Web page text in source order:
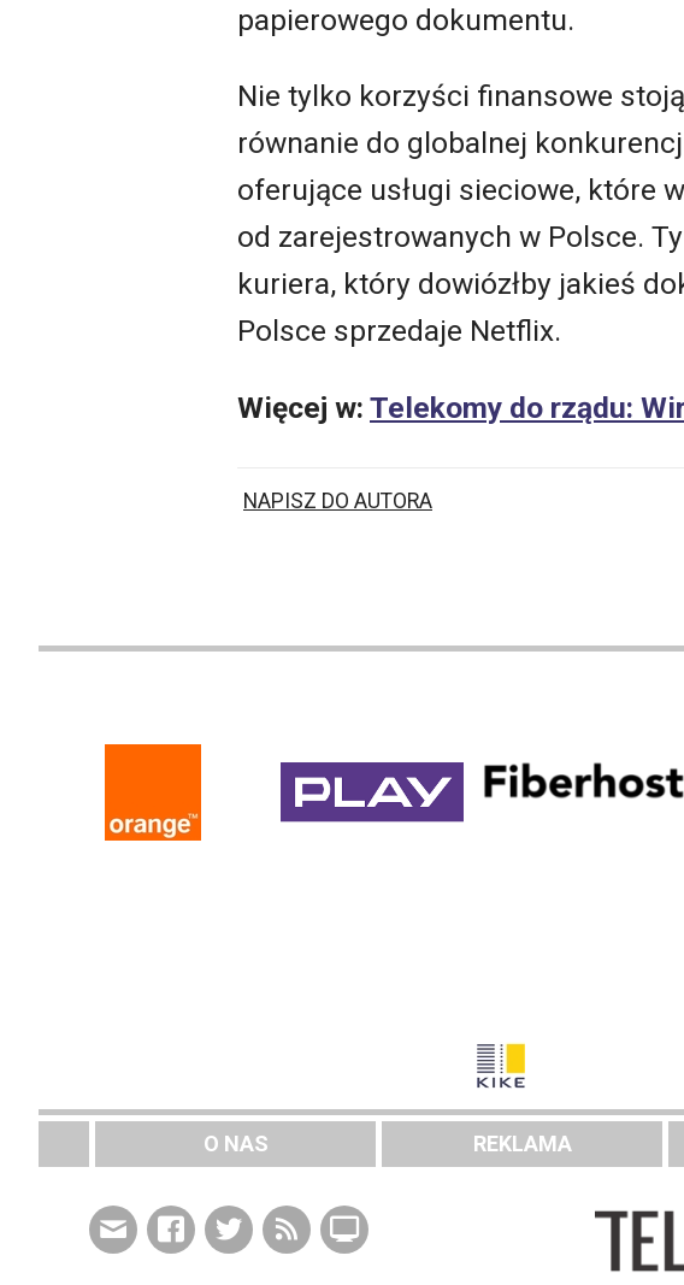
papierowego dokumentu.
Nie tylko korzyści finansowe
równanie do globalnej
oferujące usługi sieciowe, które
od zarejestrowanych w Polsce.
kuriera, który dowiózłby jakieś
Polsce sprzedaje Netflix.
Więcej w: Telekomy do rządu:
NAPISZ DO AUTORA
O NAS REKLAMA